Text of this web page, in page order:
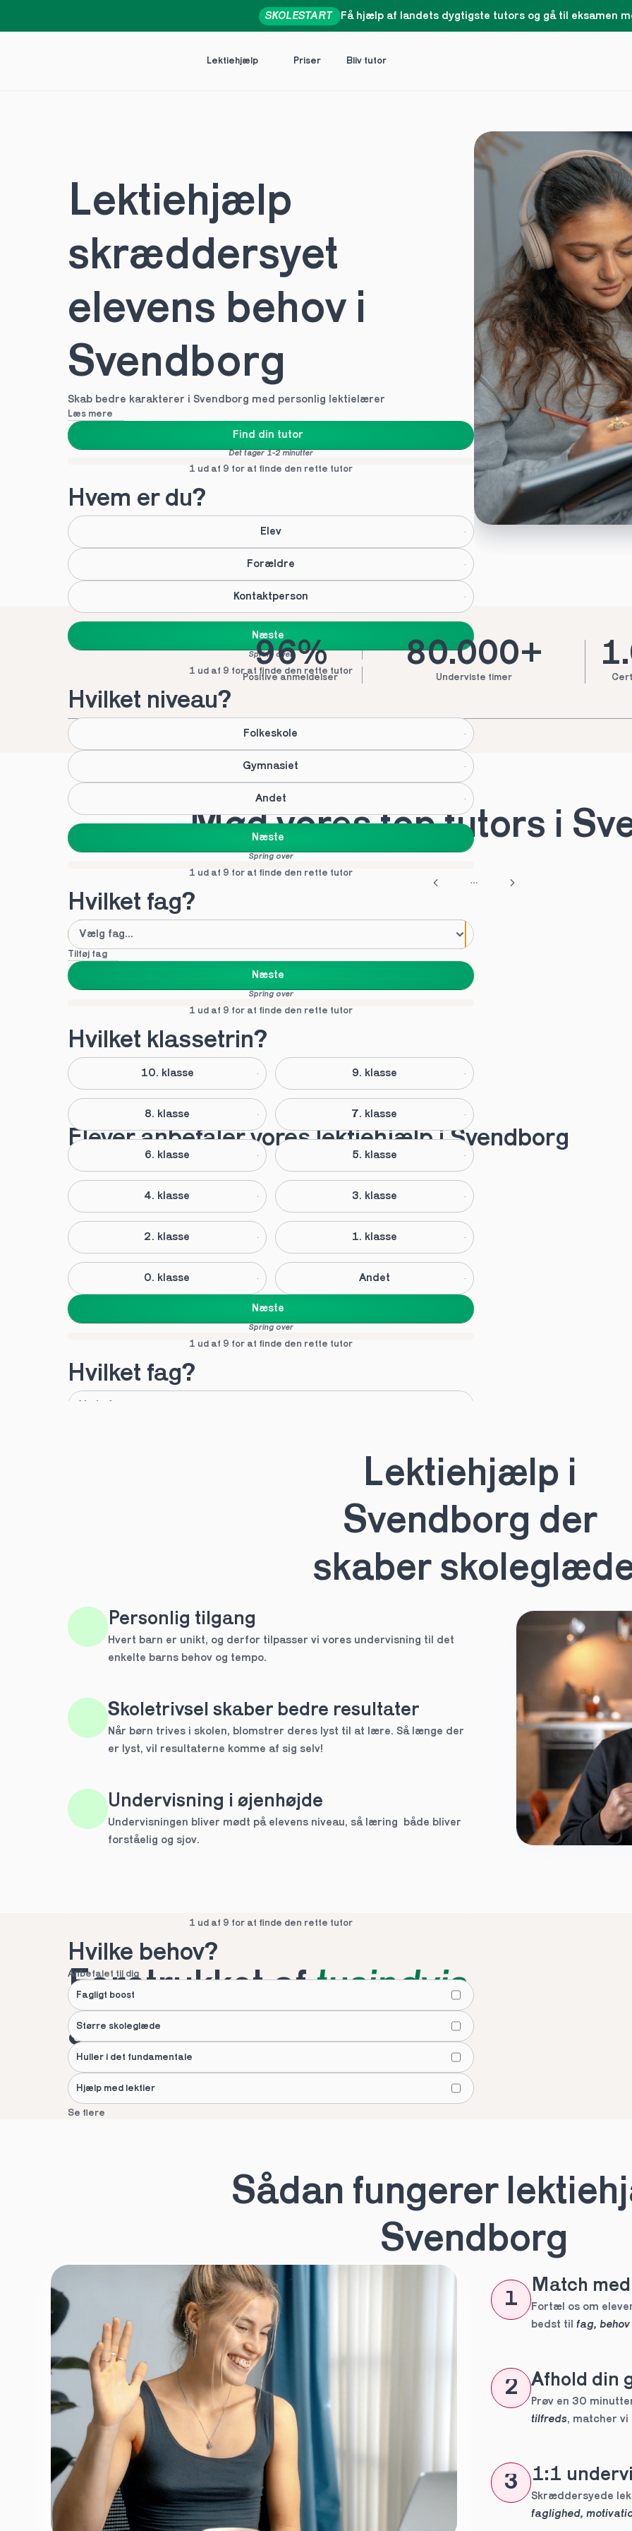
Priser
Lektiehjælp Bliv tutor
Få hjælp af landets dygtigste tutors og gå til eksamen
SKOLESTART
Lektiehjælp
skræddersyet
elevens behov i
Svendborg
Skab bedre karakterer i Svendborg med personlig lektielærer
Læs mere
Find din tutor
Det tager 1-2 minutter
1 ud af 9 for at finde den rette tutor
Hvem er du?
Elev
Forældre
Kontaktperson
Næste
Spring over
1 ud af 9 for at finde den rette tutor
Hvilket niveau?
Folkeskole
Gymnasiet
Andet
Næste
Spring over
1 ud af 9 for at finde den rette tutor
Hvilket fag?
Tilføj fag
Næste
Spring over
1 ud af 9 for at finde den rette tutor
Hvilket klassetrin?
10. klasse 9. klasse
8. klasse 7. klasse
6. klasse 5. klasse
4. klasse 3. klasse
2. klasse 1. klasse
0. klasse Andet
Næste
Spring over
1 ud af 9 for at finde den rette tutor
Hvilket fag?
1 ud af 9 for at finde den rette tutor
HHX
HTX
IB EUX
Næste
Spring over
1 ud af 9 for at finde den rette tutor
Hvilken årgang?
1.g 3.g
1 ud af 9 for at finde den rette tutor
Hvilke behov?
Anbefalet til dig
Fagligt boost
Større skoleglæde
Huller i det fundamentale
Hjælp med lektier
Se flere
1 ud af 9 for at finde den rette tutor
Hvad hedder du?
Næste
Opbevares sikkert - oplysninger deles aldrig
1 ud af 9 for at finde den rette tutor
Hvordan kontakter vi dig?
Telefon*
Email *
Tilmeld nyhedsbrev
Fortsæt
For at booke gratis prøvetime - ingen forpligtelser
96%
Positive anmeldelser
80.000+
Underviste timer
Mød vores top tutors i
Elever anbefaler vores lektiehjælp i Svendborg
Lektiehjælp i
Svendborg der
skaber
Personlig tilgang
Hvert barn er unikt, og derfor tilpasser vi vores undervisning til det
enkelte barns behov og tempo.
Skoletrivsel skaber bedre resultater
Når børn trives i skolen, blomstrer deres lyst til at lære. Så længe der
er lyst, vil resultaterne komme af sig selv!
Undervisning i øjenhøjde
Undervisningen bliver mødt på elevens niveau, så læring  både bliver
forståelig og sjov.
Foretrukket af tusindvis
af danske familier
Sådan fungerer
Svendborg
1
Match
Fortæl os om
bedst til fag,
2 Afhold din
Prøv en 30
tilfreds, matcher vi
3 1:1
faglighed,